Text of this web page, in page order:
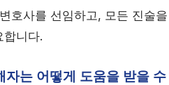
호사를 선임하고, 모든 진술
합니다.
자는 어떻게 도움을 받을